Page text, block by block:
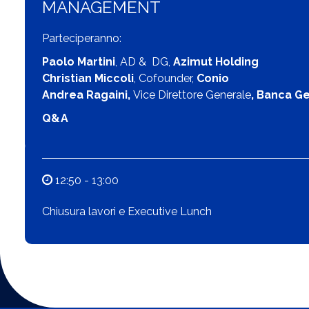
MANAGEMENT
Parteciperanno:
Paolo Martini, AD & DG, Azimut Holding
Christian Miccoli, Cofounder, Conio
Andrea Ragaini, Vice Direttore Generale, Banca
Q&A
12:50 - 13:00
Chiusura lavori e Executive Lunch